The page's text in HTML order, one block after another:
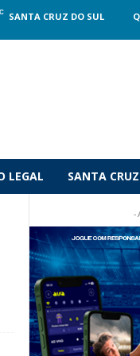
C SANTA CRUZ DO SUL
LEGAL SANTA
-